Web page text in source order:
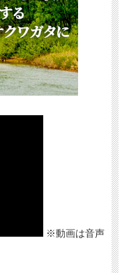
※動画は音声